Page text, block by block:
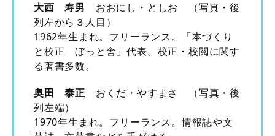
大西 寿男 おおにし・としお （写真・後
列左から３人目）
1962年生まれ。フリーランス。「本づくり
と校正 ぼっと舎」代表。校正・校閲に関す
る著書多数。
奥田 泰正 おくだ・やすまさ （写真・後
列左端）
1970年生まれ。フリーランス。情報誌や文